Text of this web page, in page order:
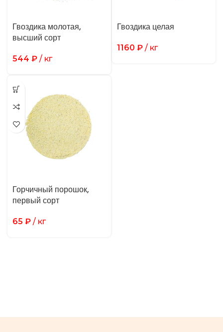
Гвоздика молотая,
высший сорт
544 ₽ / кг
Гвоздика целая
1160 ₽ / кг
Горчичный порошок,
первый сорт
65 ₽ / кг